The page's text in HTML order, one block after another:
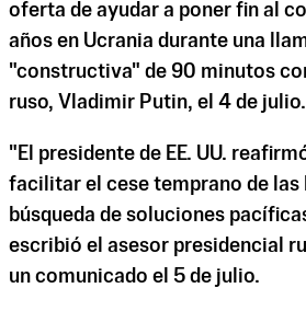
oferta de ayudar a poner fin al
años en Ucrania durante una
"constructiva" de 90 minutos
ruso, Vladimir Putin, el 4 de julio.
"El presidente de EE. UU.
facilitar el cese temprano de las
búsqueda de soluciones
escribió el asesor presidencial
un comunicado el 5 de julio.